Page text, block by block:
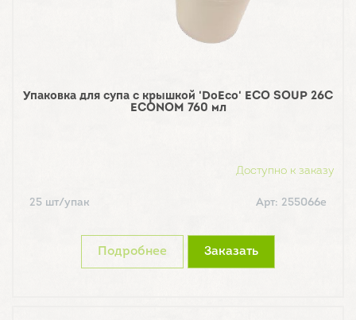
Упаковка для супа с крышкой 'DoEco' ECO SOUP 26C
ECONOM 760 мл
Доступно к заказу
25 шт/упак Арт: 255066е
Подробнее Заказать